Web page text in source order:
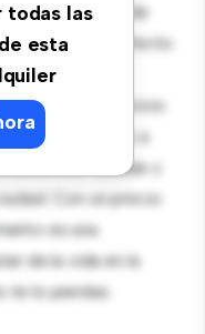
todas las
esta
un espacio de
diáfano es perfecto
de estilo
electrodomésticos
estarás a
tiendas y
Con un precio
es una
de la vida en la
te lo pierdas: